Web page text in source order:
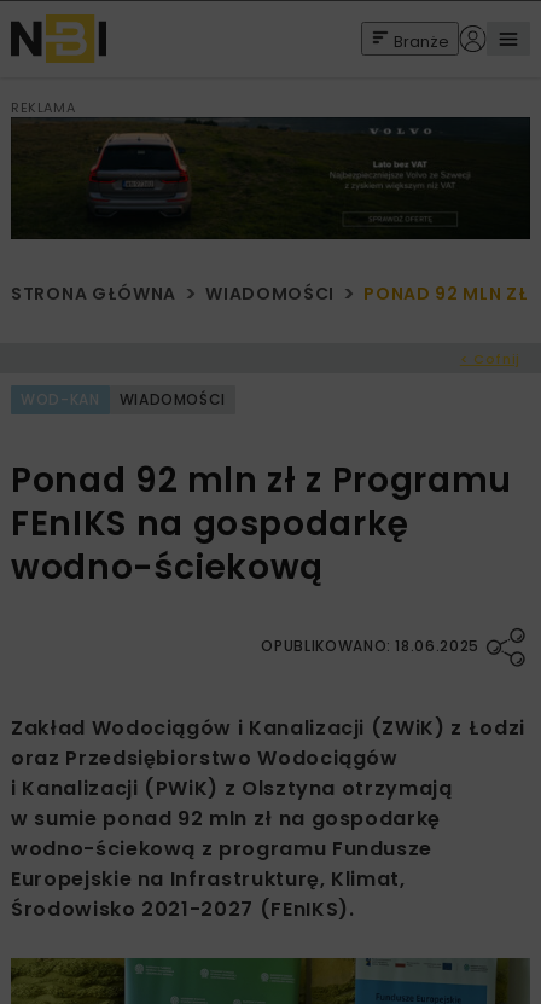
Branże
REKLAMA
STRONA GŁÓWNA WIADOMOŚCI PONAD 92 MLN ZŁ
< Cofnij
WOD-KAN WIADOMOŚCI
Ponad 92 mln zł z Programu
FEnIKS na gospodarkę
wodno-ściekową
OPUBLIKOWANO: 18.06.2025
Zakład Wodociągów i Kanalizacji (ZWiK) z Łodzi
oraz Przedsiębiorstwo Wodociągów
i Kanalizacji (PWiK) z Olsztyna otrzymają
w sumie ponad 92 mln zł na gospodarkę
wodno-ściekową z programu Fundusze
Europejskie na Infrastrukturę, Klimat,
Środowisko 2021-2027 (FEnIKS).